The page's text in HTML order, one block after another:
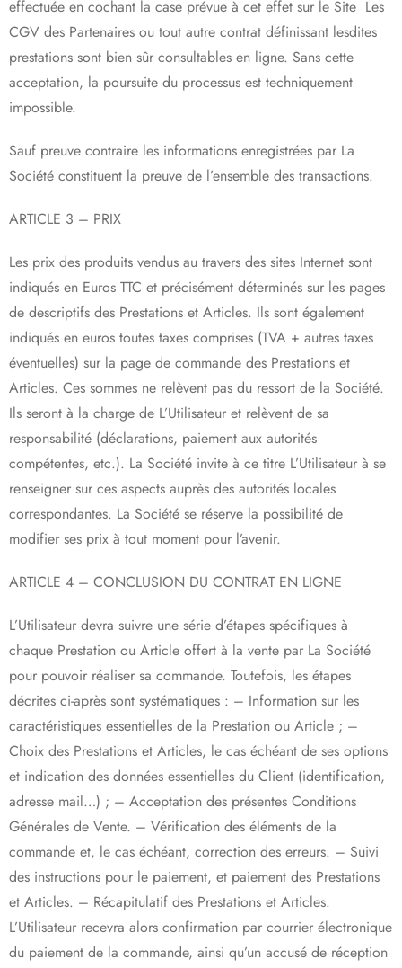
effectuée en cochant la case prévue à cet effet sur le Site Les
CGV des Partenaires ou tout autre contrat définissant lesdites
prestations sont bien sûr consultables en ligne. Sans cette
acceptation, la poursuite du processus est techniquement
impossible.
Sauf preuve contraire les informations enregistrées par La
Société constituent la preuve de l’ensemble des transactions.
ARTICLE 3 – PRIX
Les prix des produits vendus au travers des sites Internet sont
indiqués en Euros TTC et précisément déterminés sur les pages
de descriptifs des Prestations et Articles. Ils sont également
indiqués en euros toutes taxes comprises (TVA + autres taxes
éventuelles) sur la page de commande des Prestations et
Articles. Ces sommes ne relèvent pas du ressort de la Société.
Ils seront à la charge de L’Utilisateur et relèvent de sa
responsabilité (déclarations, paiement aux autorités
compétentes, etc.). La Société invite à ce titre L’Utilisateur à se
renseigner sur ces aspects auprès des autorités locales
correspondantes. La Société se réserve la possibilité de
modifier ses prix à tout moment pour l’avenir.
ARTICLE 4 – CONCLUSION DU CONTRAT EN LIGNE
L’Utilisateur devra suivre une série d’étapes spécifiques à
chaque Prestation ou Article offert à la vente par La Société
pour pouvoir réaliser sa commande. Toutefois, les étapes
décrites ci-après sont systématiques : – Information sur les
caractéristiques essentielles de la Prestation ou Article ; –
Choix des Prestations et Articles, le cas échéant de ses options
et indication des données essentielles du Client (identification,
adresse mail…) ; – Acceptation des présentes Conditions
Générales de Vente. – Vérification des éléments de la
commande et, le cas échéant, correction des erreurs. – Suivi
des instructions pour le paiement, et paiement des Prestations
et Articles. – Récapitulatif des Prestations et Articles.
L’Utilisateur recevra alors confirmation par courrier électronique
du paiement de la commande, ainsi qu’un accusé de réception